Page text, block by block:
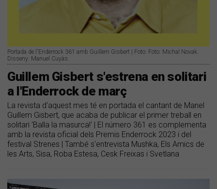
Portada de l'Enderrock 361 amb Guillem Gisbert | Foto: Foto: Michal Novak.
Disseny: Manuel Cuyàs.
Guillem Gisbert s'estrena en solitari
a l'Enderrock de març
La revista d'aquest mes té en portada el cantant de Manel
Guillem Gisbert, que acaba de publicar el primer treball en
solitari 'Balla la masurca!' | El número 361 es complementa
amb la revista oficial dels Premis Enderrock 2023 i del
festival Strenes | També s'entrevista Mushka, Els Amics de
les Arts, Sisa, Roba Estesa, Cesk Freixas i Svetlana